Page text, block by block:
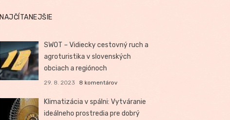
NAJČÍTANEJŠIE
SWOT – Vidiecky cestovný ruch a
agroturistika v slovenských
obciach a regiónoch
29. 8. 2023 8 komentárov
Klimatizácia v spálni: Vytváranie
ideálneho prostredia pre dobrý